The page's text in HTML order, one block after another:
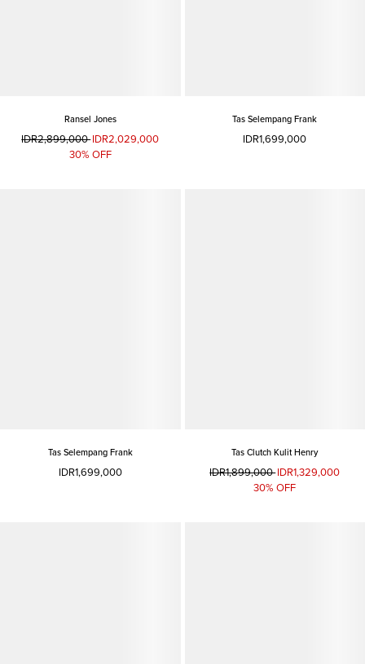
Ransel Jones
IDR2,899,000IDR2,029,000
30% OFF
Tas Selempang Frank
IDR1,699,000
Tas Selempang Frank
IDR1,699,000
Tas Clutch Kulit Henry
IDR1,899,000IDR1,329,000
30% OFF